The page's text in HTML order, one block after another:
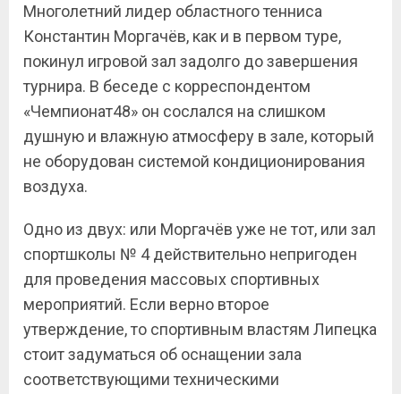
Многолетний лидер областного тенниса
Константин Моргачёв, как и в первом туре,
покинул игровой зал задолго до завершения
турнира. В беседе с корреспондентом
«Чемпионат48» он сослался на слишком
душную и влажную атмосферу в зале, который
не оборудован системой кондиционирования
воздуха.
Одно из двух: или Моргачёв уже не тот, или зал
спортшколы № 4 действительно непригоден
для проведения массовых спортивных
мероприятий. Если верно второе
утверждение, то спортивным властям Липецка
стоит задуматься об оснащении зала
соответствующими техническими